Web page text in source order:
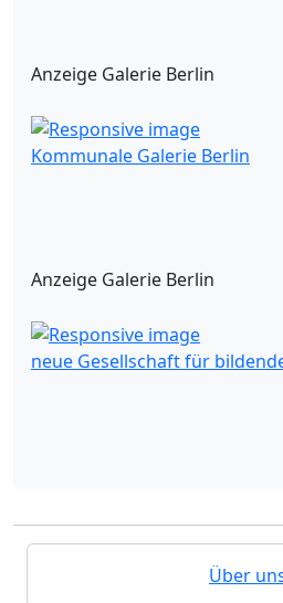
Anzeige Galerie Berlin
Kommunale Galerie Berlin
Anzeige Galerie Berlin
neue Gesellschaft für
Über